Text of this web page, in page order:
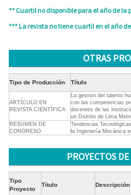
** Cuartil no disponible para el año de la
*** La revista no tiene cuartil en el año
OTRAS
Tipo de Producción Título
ARTÍCULO EN
REVISTA CIENTÍFICA
La gestion del talento
con las competencias
docentes de las
un Dsitrito de Lima
RESUMEN DE
CONGRESO
Tendencias
la Ingeniería Mecánica
PROYECTOS
Tipo
Proyecto
Título Descripción